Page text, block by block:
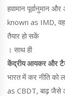
हवामान पूर्वानुमान
known as IMD,
तैयार हो सकें
। साथ ही
केंद्रीय आयकर और
भारत में कर नीति को
as CBDT, बाढ़ जैसे